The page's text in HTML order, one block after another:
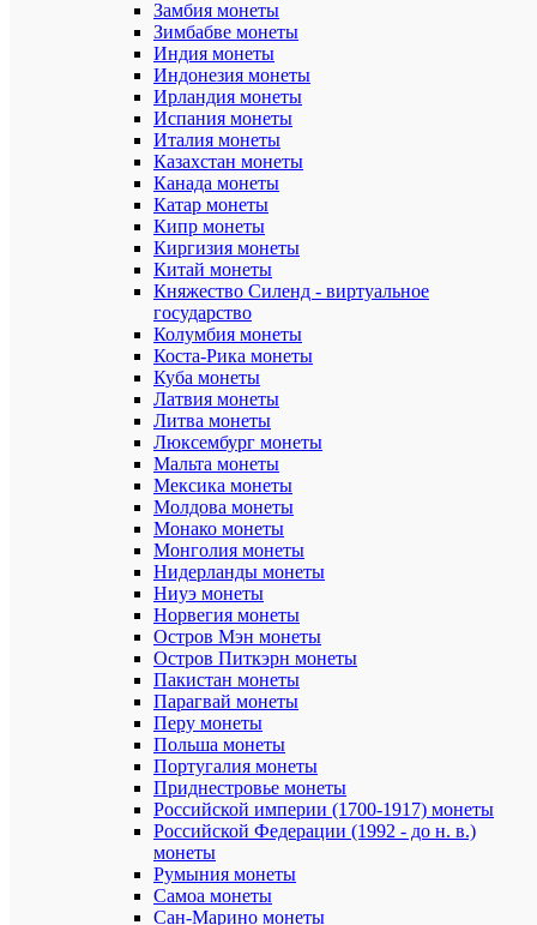
Замбия монеты
Зимбабве монеты
Индия монеты
Индонезия монеты
Ирландия монеты
Испания монеты
Италия монеты
Казахстан монеты
Канада монеты
Катар монеты
Кипр монеты
Киргизия монеты
Китай монеты
Княжество Силенд - виртуальное
государство
Колумбия монеты
Коста-Рика монеты
Куба монеты
Латвия монеты
Литва монеты
Люксембург монеты
Мальта монеты
Мексика монеты
Молдова монеты
Монако монеты
Монголия монеты
Нидерланды монеты
Ниуэ монеты
Норвегия монеты
Остров Мэн монеты
Остров Питкэрн монеты
Пакистан монеты
Парагвай монеты
Перу монеты
Польша монеты
Португалия монеты
Приднестровье монеты
Российской империи (1700-1917) монеты
Российской Федерации (1992 - до н. в.)
монеты
Румыния монеты
Самоа монеты
Сан-Марино монеты
года
СССР